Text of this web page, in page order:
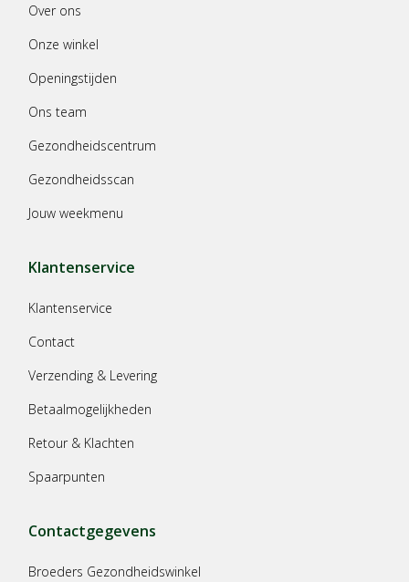
Over ons
Onze winkel
Openingstijden
Ons team
Gezondheidscentrum
Gezondheidsscan
Jouw weekmenu
Klantenservice
Klantenservice
Contact
Verzending & Levering
Betaalmogelijkheden
Retour & Klachten
Spaarpunten
Contactgegevens
Broeders Gezondheidswinkel